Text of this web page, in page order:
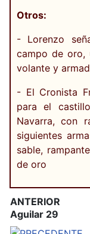
Otros:
- Lorenzo
campo de oro,
volante y
- El Cronista
para el
Navarra, con
siguientes
sable,
de oro
ANTERIOR
Aguilar 29